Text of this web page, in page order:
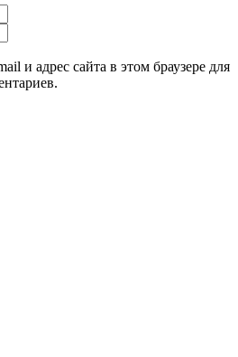
и адрес сайта в этом браузере для